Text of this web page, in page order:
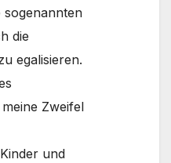
sogenannten
die
egalisieren.
Zweifel
und